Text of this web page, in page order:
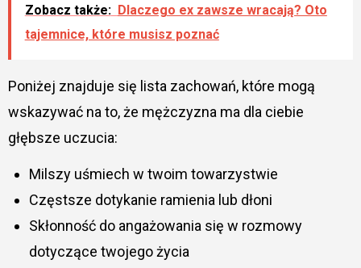
Zobacz także: Dlaczego ex zawsze wracają? Oto
tajemnice, które musisz poznać
Poniżej znajduje się lista zachowań, które mogą
wskazywać na to, że mężczyzna ma dla ciebie
głębsze uczucia:
Milszy uśmiech w twoim towarzystwie
Częstsze dotykanie ramienia lub dłoni
Skłonność do angażowania się w rozmowy
dotyczące twojego życia